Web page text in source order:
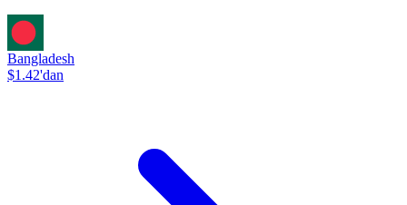
Bangladesh
$1.42'dan